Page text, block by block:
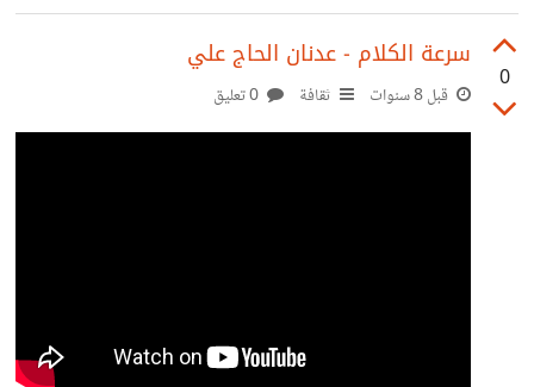
0
سرعة الكلام - عدنان الحاج علي‬
قبل 8 سنوات ثقافة